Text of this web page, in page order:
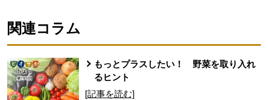
関連コラム
もっとプラスしたい！ 野菜を取り入れ
るヒント
[記事を読む]